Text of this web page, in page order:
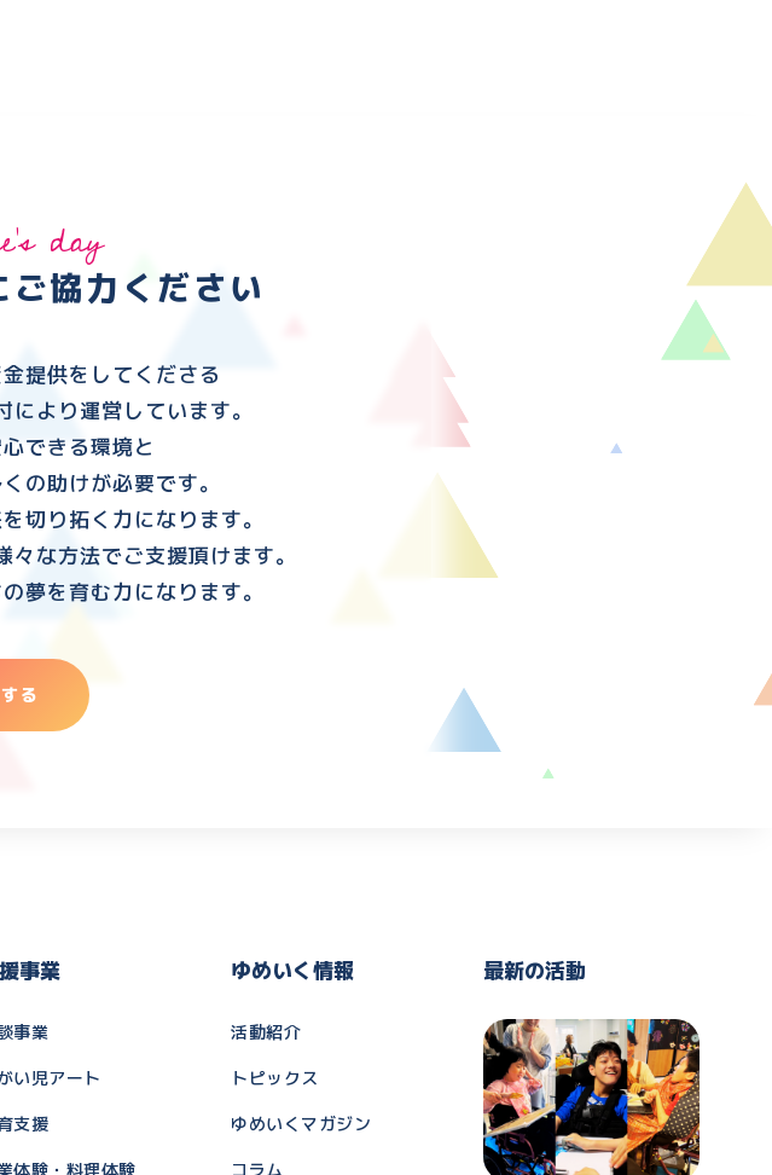
day
ご協力ください
提供をしてくださる
より運営しています。
できる環境と
の助けが必要です。
切り拓く力になります。
な方法でご支援頂けます。
夢を育む力になります。
る
事業
事業
い児アート
支援
体験・料理体験
ゆめいく情報
活動紹介
トピックス
ゆめいくマガジン
コラム
最新の活動